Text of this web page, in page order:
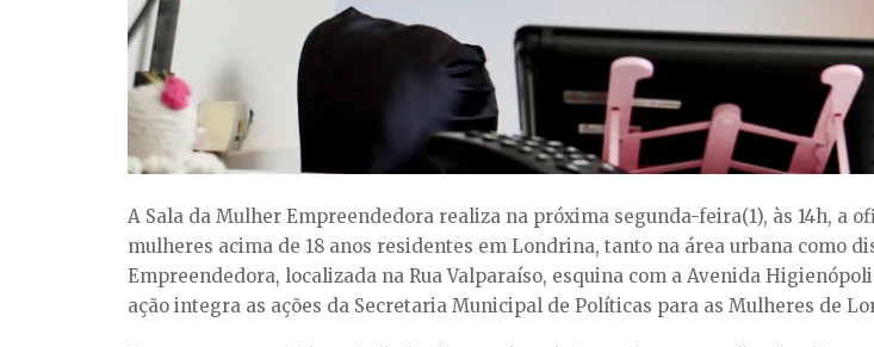
A Sala da Mulher Empreendedora realiza na próxima segunda-feira(1), às 14h, a
mulheres acima de 18 anos residentes em Londrina, tanto na área urbana como
Empreendedora, localizada na Rua Valparaíso, esquina com a Avenida
ação integra as ações da Secretaria Municipal de Políticas para as Mulheres de